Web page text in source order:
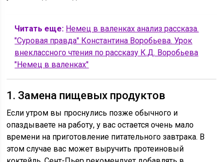
Читать еще: Немец в валенках анализ рассказа.
"Суровая правда" Константина Воробьева. Урок
внеклассного чтения по рассказу К.Д. Воробьева
"Немец в валенках"
1. Замена пищевых продуктов
Если утром вы проснулись позже обычного и
опаздываете на работу, у вас остается очень мало
времени на приготовление питательного завтрака. В
этом случае вас может выручить протеиновый